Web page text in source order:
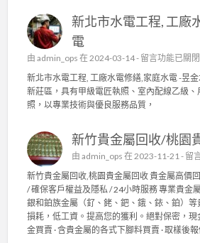
新北市水電工程, 工廠
電
由 admin_ops 在 2024-03-14 - 在
〈
新
北
市
電
工
,
工
廠
水
電
留言功能已關閉
新北市水電工程, 工廠水電修繕,家庭水電 -昱
新莊區，具有甲級電匠執照、室內配線乙級
照，以專業技術與優良服務品質，
新竹貴金屬回收/桃園
由admin_ops 在 2023-11-21 - 在
〈
新
竹
貴
金
屬
留
新竹貴金屬回收,桃園貴金屬回收 貴金屬高價
/ 確保客戶權益及隱私 / 24小時服務 專業貴金
銀和鉑族金屬（釕、銠、鈀、鋨、銥、鉑）
損耗，低工資。提高您的獲利。絕對保密，現
金買賣 · 含貴金屬的各式下腳料買賣 · 取樣後報